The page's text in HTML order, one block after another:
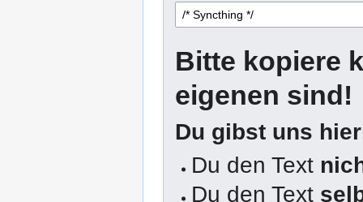
Bitte kopiere
eigenen sind!
Du gibst uns
Du den Text
Du den Text